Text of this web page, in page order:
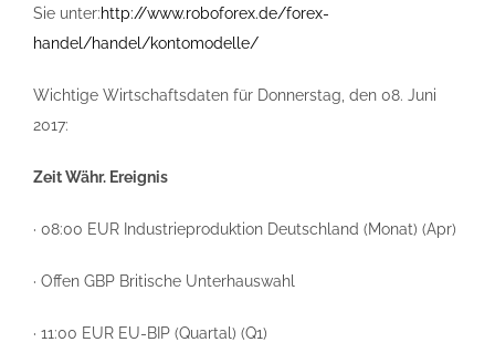
Sie unter:http://www.roboforex.de/forex-
handel/handel/kontomodelle/
Wichtige Wirtschaftsdaten für Donnerstag, den 08. Juni
2017:
Zeit Währ. Ereignis
· 08:00 EUR Industrieproduktion Deutschland (Monat) (Apr)
· Offen GBP Britische Unterhauswahl
· 11:00 EUR EU-BIP (Quartal) (Q1)